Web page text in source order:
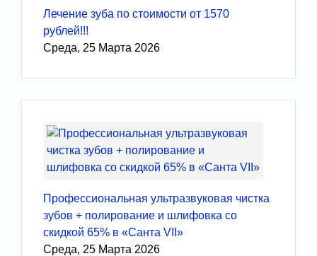
Лечение зуба по стоимости от 1570
рублей!!!
Среда, 25 Марта 2026
Профессиональная ультразвуковая чистка
зубов + полирование и шлифовка со
скидкой 65% в «Санта VII»
Среда, 25 Марта 2026